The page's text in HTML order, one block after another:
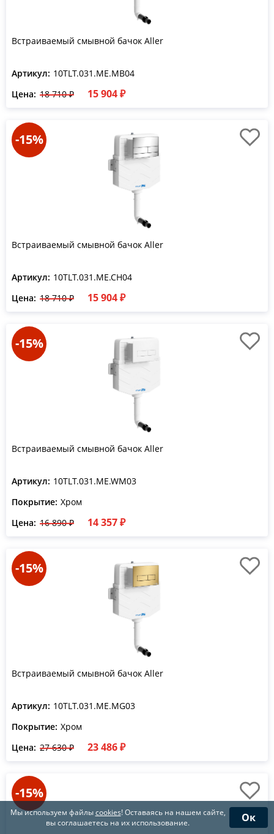
Встраиваемый смывной бачок Aller
Артикул: 10TLT.031.ME.MB04
Цена: 18 710 ₽ 15 904 ₽
-15%
Встраиваемый смывной бачок Aller
Артикул: 10TLT.031.ME.CH04
Цена: 18 710 ₽ 15 904 ₽
-15%
Встраиваемый смывной бачок Aller
Артикул: 10TLT.031.ME.WM03
Покрытие: Хром
Цена: 16 890 ₽ 14 357 ₽
-15%
Встраиваемый смывной бачок Aller
Артикул: 10TLT.031.ME.MG03
Покрытие: Хром
Цена: 27 630 ₽ 23 486 ₽
-15%
Мы используем файлыcookies! Оставаясь на нашем сайте,
вы соглашаетесь на их использование.
Ок